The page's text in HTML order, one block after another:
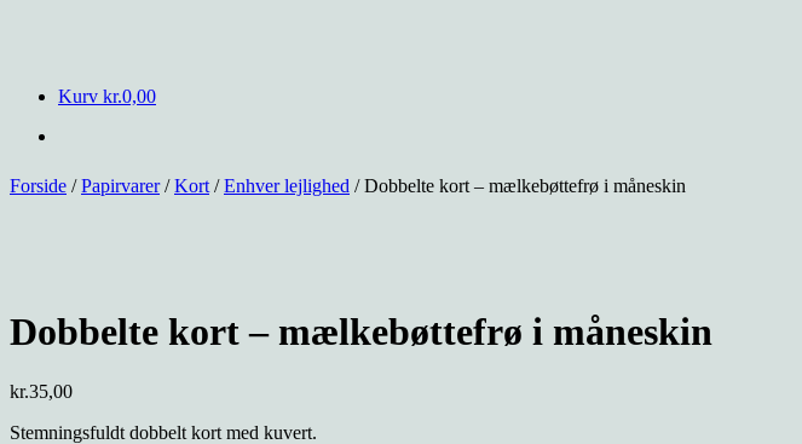
Kurv kr.0,00
Forside /Papirvarer/Kort /Enhver lejlighed / Dobbelte kort – mælkebøttefrø i måneskin
Dobbelte kort – mælkebøttefrø i måneskin
kr.35,00
Stemningsfuldt dobbelt kort med kuvert.